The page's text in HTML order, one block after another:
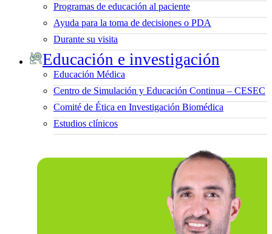
Programas de educación al paciente
Ayuda para la toma de decisiones o PDA
Durante su visita
Educación e investigación
Educación Médica
Centro de Simulación y Educación Continua – CESEC
Comité de Ética en Investigación Biomédica
Estudios clínicos